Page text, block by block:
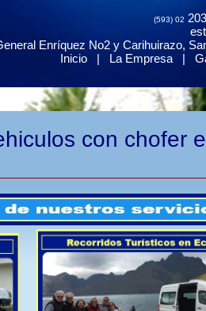
(593) 02
Enríquez No2 y Carihuirazo,
Inicio | La Empresa |
con chofer